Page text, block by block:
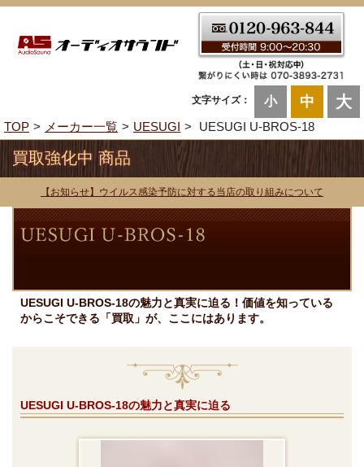
文字サイズ： 小 中 大
TOP メーカー一覧 UESUGI UESUGI U-BROS-18
買取強化中 商品
【お知らせ】ウイルス感染予防に対する当店の取り組みについて
UESUGI U-BROS-18の魅力と真実に迫る！価値を知っている
からこそできる「買取」が、ここにはあります。
UESUGI U-BROS-18の魅力と真実に迫る